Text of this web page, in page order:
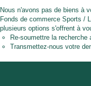
Nous n'avons pas de biens à
Fonds de commerce Sports /
plusieurs options s'offrent à
Re-soumettre la
Transmettez-nous votre